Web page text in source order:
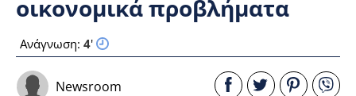
οικονομικά προβλήματα
Ανάγνωση: 4'
Newsroom